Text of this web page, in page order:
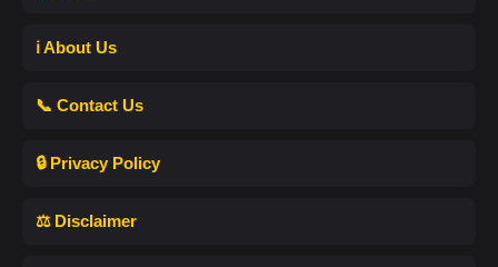
ℹ️ About Us
📞 Contact Us
🔒 Privacy Policy
⚖️ Disclaimer